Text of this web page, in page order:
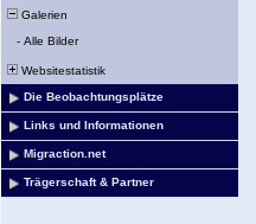
Galerien
- Alle Bilder
Websitestatistik
Die Beobachtungsplätze
Links und Informationen
Migraction.net
Trägerschaft & Partner